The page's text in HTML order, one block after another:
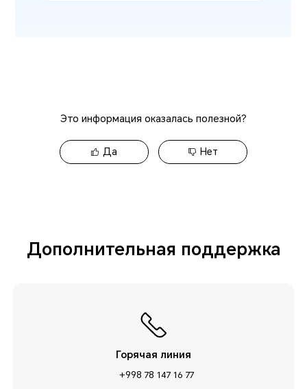
Это информация оказалась полезной?
Да Нет
Дополнительная поддержка
Горячая линия
+998 78 147 16 77